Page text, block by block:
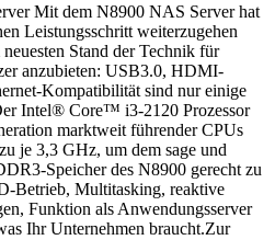
Mit dem N8900 NAS Server hat
Leistungsschritt weiterzugehen
Stand der Technik für
anzubieten: USB3.0, HDMI-
Kompatibilität sind nur einige
Intel® Core™ i3-2120 Prozessor
marktweit führender CPUs
je 3,3 GHz, um dem sage und
Speicher des N8900 gerecht zu
Betrieb, Multitasking, reaktive
Funktion als Anwendungsserver
Ihr Unternehmen braucht.Zur